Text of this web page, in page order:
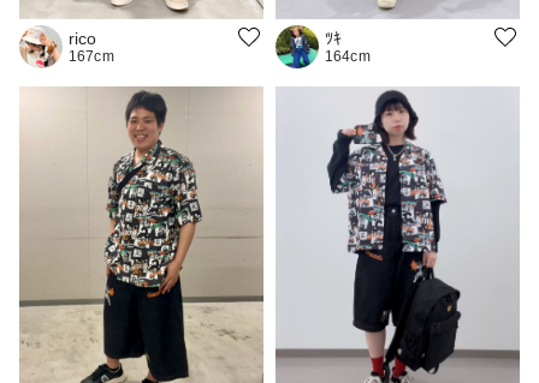
rico
167cm
ﾂｷ
164cm